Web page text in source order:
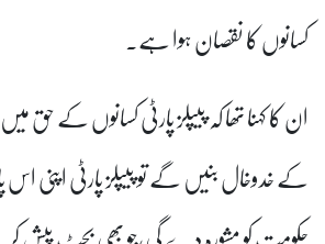
کسانوں کا نقصان ہوا ہے۔
ان کا کہنا تھا کہ پیپلز پارٹی کسانوں
کے خدوخال بنیں گے تو پیپلز پارٹی اپنی